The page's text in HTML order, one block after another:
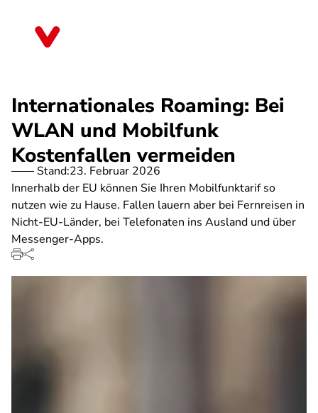
Internationales Roaming: Bei
WLAN und Mobilfunk
Kostenfallen vermeiden
Stand:23. Februar 2026
Innerhalb der EU können Sie Ihren Mobilfunktarif so
nutzen wie zu Hause. Fallen lauern aber bei Fernreisen in
Nicht-EU-Länder, bei Telefonaten ins Ausland und über
Messenger-Apps.